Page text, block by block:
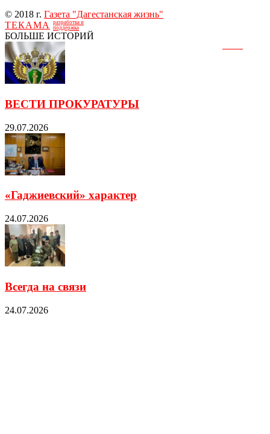
© 2018 г. Газета "Дагестанская жизнь"
ТЕКАМА
разработка и
поддержка
БОЛЬШЕ ИСТОРИЙ
ВЕСТИ ПРОКУРАТУРЫ
29.07.2026
«Гаджиевский» характер
24.07.2026
Всегда на связи
24.07.2026